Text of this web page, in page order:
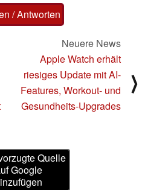
/ Antworten
Neuere News
Apple Watch erhält
riesiges Update mit AI-
Features, Workout- und
Gesundheits-Upgrades
⟩
Quelle
Google